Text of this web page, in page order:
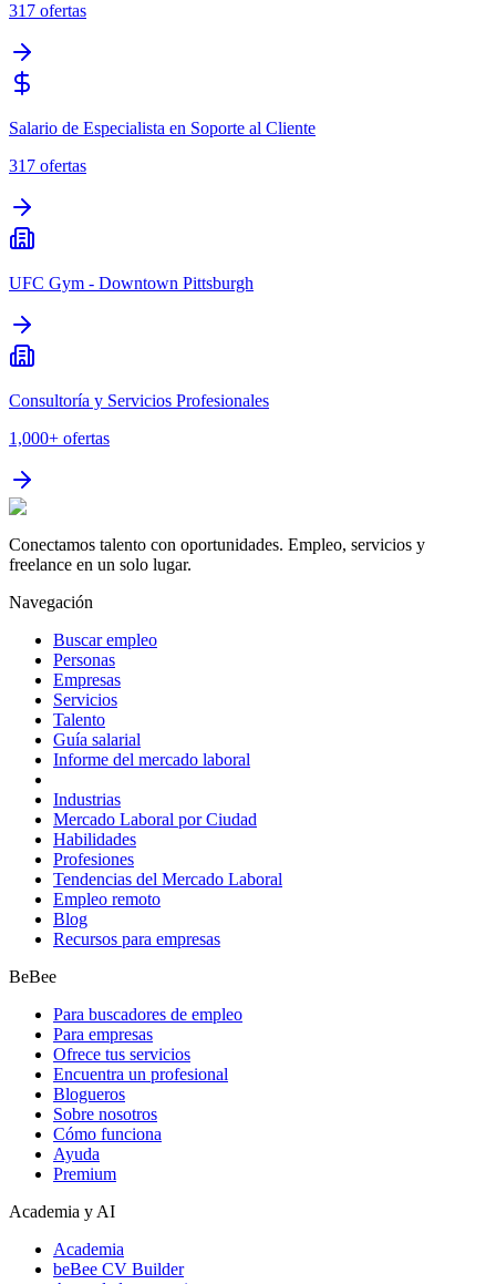
317 ofertas
Salario de Especialista en Soporte al Cliente
317 ofertas
UFC Gym - Downtown Pittsburgh
Consultoría y Servicios Profesionales
1,000+ ofertas
Conectamos talento con oportunidades. Empleo, servicios y
freelance en un solo lugar.
Navegación
Buscar empleo
Personas
Empresas
Servicios
Talento
Guía salarial
Informe del mercado laboral
Industrias
Mercado Laboral por Ciudad
Habilidades
Profesiones
Tendencias del Mercado Laboral
Empleo remoto
Blog
Recursos para empresas
BeBee
Para buscadores de empleo
Para empresas
Ofrece tus servicios
Encuentra un profesional
Blogueros
Sobre nosotros
Cómo funciona
Ayuda
Premium
Academia y AI
Academia
beBee CV Builder